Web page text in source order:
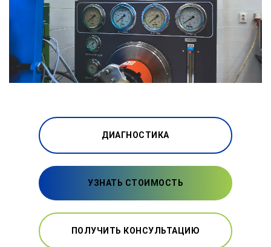
ДИАГНОСТИКА
УЗНАТЬ СТОИМОСТЬ
ПОЛУЧИТЬ КОНСУЛЬТАЦИЮ